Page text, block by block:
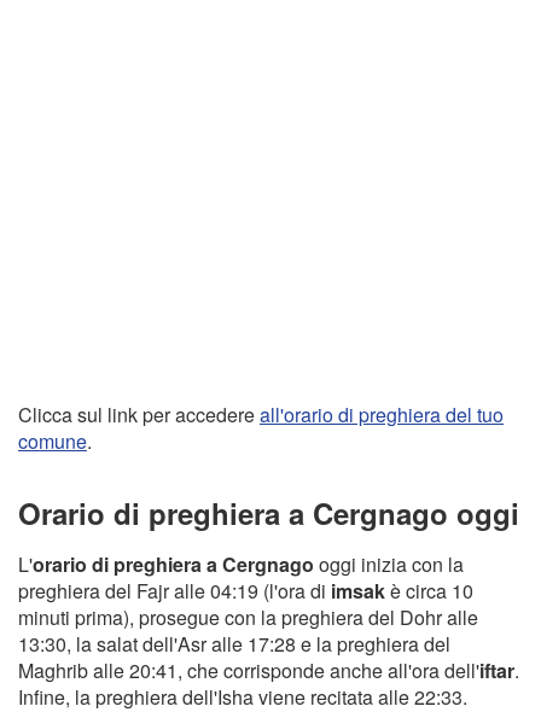
Clicca sul link per accedereall'orario di preghiera del tuo
comune.
Orario di preghiera a Cergnago oggi
L'orario di preghiera a Cergnago oggi inizia con la
preghiera del Fajr alle 04:19 (l'ora di imsakè circa 10
minuti prima), prosegue con la preghiera del Dohr alle
13:30, la salat dell'Asr alle 17:28 e la preghiera del
Maghrib alle 20:41, che corrisponde anche all'ora dell'iftar.
Infine, la preghiera dell'Isha viene recitata alle 22:33.